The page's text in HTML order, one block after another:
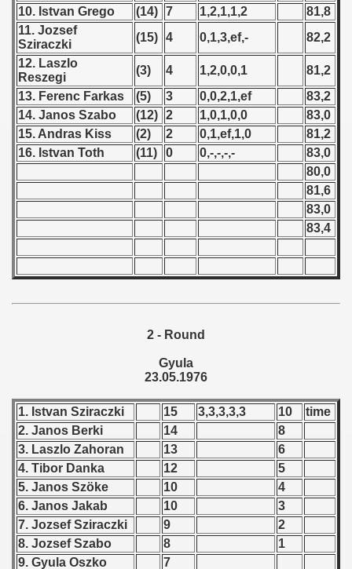
10. Istvan Grego
(14) 7 1,2,1,1,2
81,8
11. Jozsef
Sziraczki
(15) 4 0,1,3,ef,-
82,2
12. Laszlo
Reszegi
(3) 4 1,2,0,0,1
81,2
13. Ferenc Farkas
(5) 3 0,0,2,1,ef
83,2
14. Janos Szabo
(12) 2 1,0,1,0,0
83,0
15. Andras Kiss
(2) 2 0,1,ef,1,0
81,2
16. Istvan Toth
(11) 0 0,-,-,-,-
83,0
80,0
81,6
83,0
83,4
2 - Round
Gyula
23.05.1976
1. Istvan Sziraczki 15 3,3,3,3,3 10
time
2. Janos Berki
14
8
3. Laszlo Zahoran
13
6
4. Tibor Danka
12
5
5. Janos Szöke
10
4
6. Janos Jakab
10
3
7. Jozsef Sziraczki
9
2
8. Jozsef Szabo
8
1
9. Gyula Oszko
7
- 1959
- 1960
- 1961
- 1962
- 1963
- 1964
- 1966
- 1967